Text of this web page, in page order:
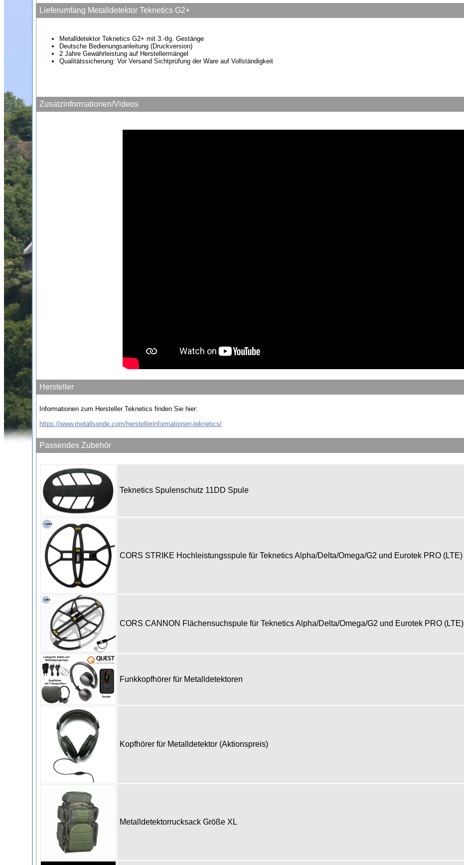
Lieferumfang Metalldetektor Teknetics G2+
Metalldetektor Teknetics G2+ mit 3.-tlg. Gestänge
Deutsche Bedienungsanleitung (Druckversion)
2 Jahre Gewährleistung auf Herstellermängel
Qualitätssicherung: Vor Versand Sichtprüfung der Ware auf Vollständigkeit
Zusatzinformationen/Videos
Hersteller
Informationen zum Hersteller Teknetics finden Sie hier:
https://www.metallsonde.com/herstellerinformationen-teknetics/
Passendes Zubehör
Teknetics Spulenschutz 11DD Spule
CORS STRIKE Hochleistungsspule für Teknetics Alpha/Delta/Omega/G2 und Eurotek PRO (LTE)
CORS CANNON Flächensuchspule für Teknetics Alpha/Delta/Omega/G2 und Eurotek PRO (LTE)
Funkkopfhörer für Metalldetektoren
Kopfhörer für Metalldetektor (Aktionspreis)
Metalldetektorrucksack Größe XL